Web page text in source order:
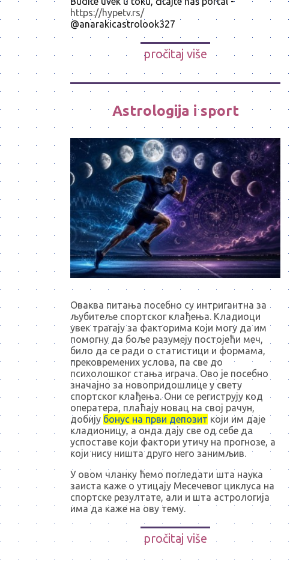
https://hypetv.rs/
@anarakicastrolook327
pročitaj više
Astrologija i sport
Оваква питања посебно су интригантна за
љубитеље спортског клађења. Кладиоци
увек трагају за факторима који могу да им
помогну да боље разумеју постојећи меч,
било да се ради о статистици и формама,
прековремених услова, па све до
психолошког стања играча. Ово је посебно
значајно за новопридошлице у свету
спортског клађења. Они се региструју код
оператера, плаћају новац на свој рачун,
добију бонус на први депозит који им даје
кладионицу, а онда дају све од себе да
успоставе који фактори утичу на прогнозе, а
који нису ништа друго него занимљив.
У овом чланку ћемо погледати шта наука
заиста каже о утицају Месечевог циклуса на
спортске резултате, али и шта астрологија
има да каже на ову тему.
pročitaj više